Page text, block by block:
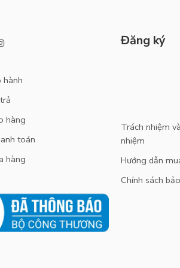
hành
hàng
toán
hàng
Đăng ký
Trách nhiệm
nhiệm
Hướng dẫn
Chính sách